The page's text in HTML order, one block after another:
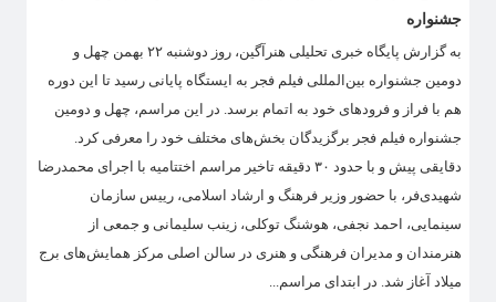
جشنواره
به گزارش پایگاه خبری تحلیلی هنرآگین، روز دوشنبه ۲۲ بهمن چهل و
دومین جشنواره بین‌المللی فیلم فجر به ایستگاه پایانی رسید تا این دوره
هم با فراز و فرودهای خود به اتمام برسد. در این مراسم، چهل و دومین
جشنواره فیلم فجر برگزیدگان بخش‌های مختلف خود را معرفی کرد.
دقایقی پیش و با حدود ۳۰ دقیقه تاخیر مراسم اختتامیه با اجرای محمدرضا
شهیدی‌فر، با حضور وزیر فرهنگ و ارشاد اسلامی، رییس سازمان
سینمایی، احمد نجفی، هوشنگ توکلی، زینب سلیمانی و جمعی از
هنرمندان و مدیران فرهنگی و هنری در سالن اصلی مرکز همایش‌های برج
میلاد آغاز شد. در ابتدای مراسم...